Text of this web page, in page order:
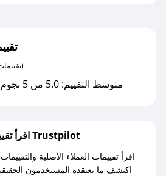
(0 تقييمات)
متوسط التقييم: 5.0 من 5 نجوم بواسطة 0 مستخدمين
اقرأ تقييمات واراء العملاء على Trustpilot
اقرأ تقييمات العملاء الأصلية
اكتشف ما يعتقده المستخدمون